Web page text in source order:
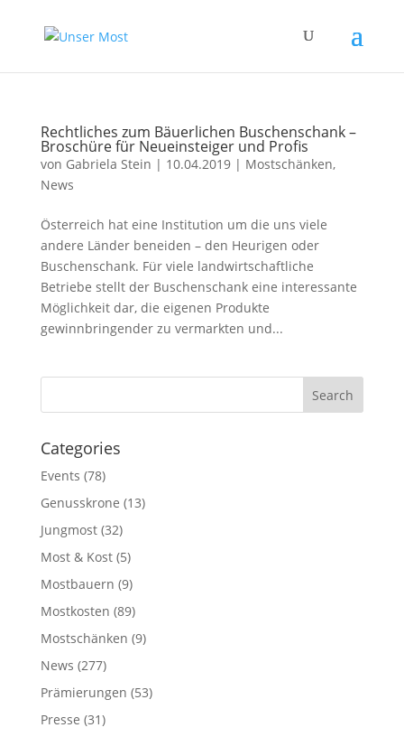
Rechtliches zum Bäuerlichen Buschenschank –
Broschüre für Neueinsteiger und Profis
von Gabriela Stein | 10.04.2019| Mostschänken,
News
Österreich hat eine Institution um die uns viele
andere Länder beneiden – den Heurigen oder
Buschenschank. Für viele landwirtschaftliche
Betriebe stellt der Buschenschank eine interessante
Möglichkeit dar, die eigenen Produkte
gewinnbringender zu vermarkten und...
Categories
Events (78)
Genusskrone (13)
Jungmost(32)
Most & Kost(5)
Mostbauern (9)
Mostkosten (89)
Mostschänken (9)
News (277)
Prämierungen (53)
Presse (31)